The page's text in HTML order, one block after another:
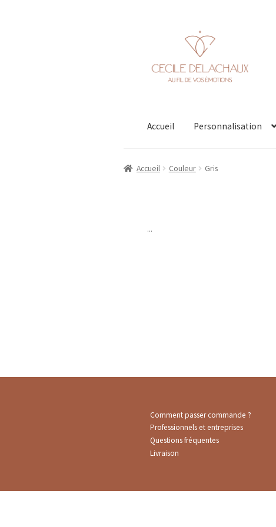
navigation
Accueil Personnalisation
Accueil Couleur Gris
...
Comment passer commande ?
Professionnels et entreprises
Questions fréquentes
Livraison